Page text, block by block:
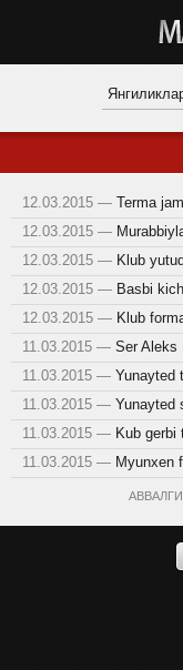
12.03.2015 — Terma
12.03.2015 —
12.03.2015 — Klub
12.03.2015 — Basbi
12.03.2015 — Klub
11.03.2015 — Ser Aleks
11.03.2015 — Yunayted
11.03.2015 — Yunayted
11.03.2015 — Kub gerbi
11.03.2015 — Myunxen